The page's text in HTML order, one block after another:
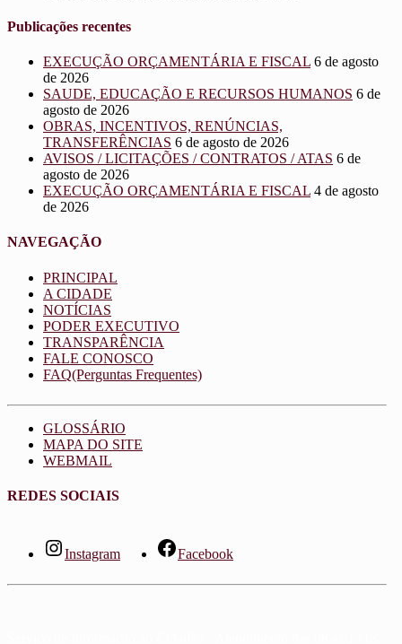
Publicações recentes
EXECUÇÃO ORÇAMENTÁRIA E FISCAL 6 de agosto
de 2026
SAUDE, EDUCAÇÃO E RECURSOS HUMANOS 6 de
agosto de 2026
OBRAS, INCENTIVOS, RENÚNCIAS,
TRANSFERÊNCIAS 6 de agosto de 2026
AVISOS / LICITAÇÕES / CONTRATOS / ATAS 6 de
agosto de 2026
EXECUÇÃO ORÇAMENTÁRIA E FISCAL 4 de agosto
de 2026
NAVEGAÇÃO
PRINCIPAL
A CIDADE
NOTÍCIAS
PODER EXECUTIVO
TRANSPARÊNCIA
FALE CONOSCO
FAQ(Perguntas Frequentes)
GLOSSÁRIO
MAPA DO SITE
WEBMAIL
REDES SOCIAIS
Instagram Facebook